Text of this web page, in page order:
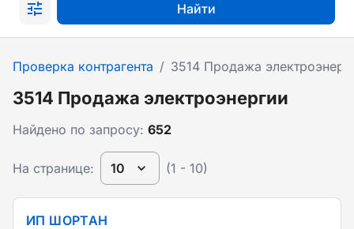
Найти
Проверка контрагента / 3514 Продажа
3514 Продажа электроэнергии
Найдено по запросу: 652
На странице: 10 (1 - 10)
ИП ШОРТАН